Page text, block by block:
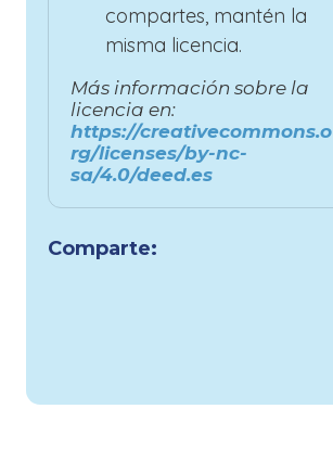
compartes, mantén la
misma licencia.
Más información sobre la
licencia en:
https://creativecommons.o
rg/licenses/by-nc-
sa/4.0/deed.es
Comparte: